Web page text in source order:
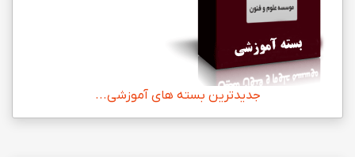
جدیدترین بسته های آموزشی...